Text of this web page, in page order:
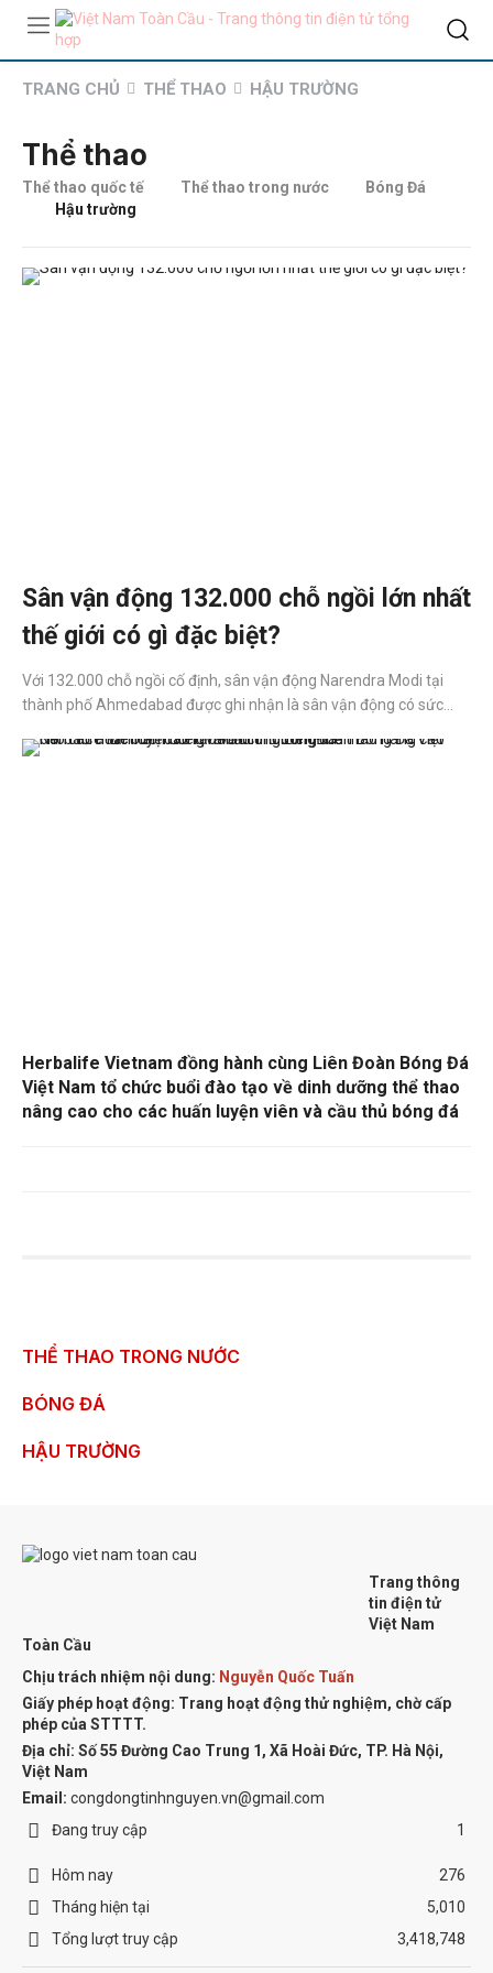
TRANG CHỦ THỂ THAO HẬU TRƯỜNG
Thể thao
Thể thao quốc tế Thể thao trong nước
Bóng Đá
Hậu trường
Sân vận động 132.000 chỗ ngồi lớn nhất
thế giới có gì đặc biệt?
Với 132.000 chỗ ngồi cố định, sân vận động Narendra Modi tại
thành phố Ahmedabad được ghi nhận là sân vận động có sức
Herbalife Vietnam đồng hành cùng Liên Đoàn Bóng Đá
Việt Nam tổ chức buổi đào tạo về dinh dưỡng thể thao
nâng cao cho các huấn luyện viên và cầu thủ bóng đá
THỂ THAO TRONG NƯỚC
BÓNG ĐÁ
HẬU TRƯỜNG
Trang thông
tin điện tử
Việt Nam
Toàn Cầu
Chịu trách nhiệm nội dung: Nguyễn Quốc Tuấn
Giấy phép hoạt động: Trang hoạt động thử nghiệm, chờ cấp
phép của STTTT.
Địa chỉ: Số 55 Đường Cao Trung 1, Xã Hoài Đức, TP. Hà Nội,
Việt Nam
Email: congdongtinhnguyen.vn@gmail.com
Đang truy cập
1
Hôm nay
276
Tháng hiện tại
5,010
Tổng lượt truy cập
3,418,748